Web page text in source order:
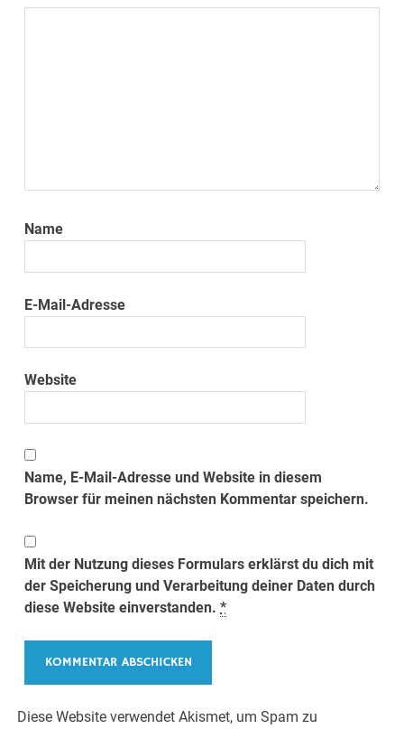
Name
E-Mail-Adresse
Website
Name, E-Mail-Adresse und Website in diesem
Browser für meinen nächsten Kommentar speichern.
Mit der Nutzung dieses Formulars erklärst du dich mit
der Speicherung und Verarbeitung deiner Daten durch
diese Website einverstanden.*
Diese Website verwendet Akismet, um Spam zu